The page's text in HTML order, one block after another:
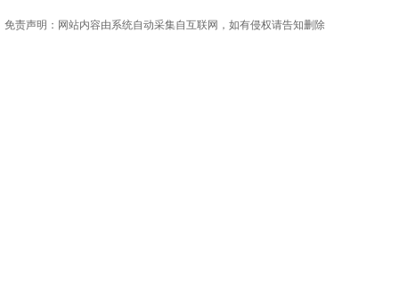
免责声明：网站内容由系统自动采集自互联网，如有侵权请告知删除